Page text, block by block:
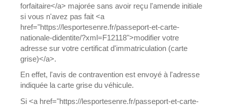
forfaitaire</a> majorée sans avoir reçu l'amende initiale
si vous n'avez pas fait <a
href="https://lesportesenre.fr/passeport-et-carte-
nationale-didentite/?xml=F12118">modifier votre
adresse sur votre certificat d'immatriculation (carte
grise)</a>.
En effet, l'avis de contravention est envoyé à l'adresse
indiquée la carte grise du véhicule.
Si <a href="https://lesportesenre.fr/passeport-et-carte-